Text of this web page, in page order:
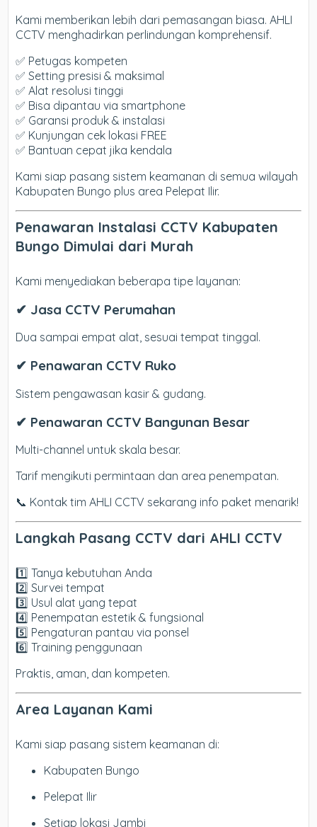
Kami memberikan lebih dari pemasangan biasa. AHLI
CCTV menghadirkan perlindungan komprehensif.
✅ Petugas kompeten
✅ Setting presisi & maksimal
✅ Alat resolusi tinggi
✅ Bisa dipantau via smartphone
✅ Garansi produk & instalasi
✅ Kunjungan cek lokasi FREE
✅ Bantuan cepat jika kendala
Kami siap pasang sistem keamanan di semua wilayah
Kabupaten Bungo plus area Pelepat Ilir.
Penawaran Instalasi CCTV Kabupaten
Bungo Dimulai dari Murah
Kami menyediakan beberapa tipe layanan:
✔ Jasa CCTV Perumahan
Dua sampai empat alat, sesuai tempat tinggal.
✔ Penawaran CCTV Ruko
Sistem pengawasan kasir & gudang.
✔ Penawaran CCTV Bangunan Besar
Multi-channel untuk skala besar.
Tarif mengikuti permintaan dan area penempatan.
📞 Kontak tim AHLI CCTV sekarang info paket menarik!
Langkah Pasang CCTV dari AHLI CCTV
1️⃣ Tanya kebutuhan Anda
2️⃣ Survei tempat
3️⃣ Usul alat yang tepat
4️⃣ Penempatan estetik & fungsional
5️⃣ Pengaturan pantau via ponsel
6️⃣ Training penggunaan
Praktis, aman, dan kompeten.
Area Layanan Kami
Kami siap pasang sistem keamanan di:
Kabupaten Bungo
Pelepat Ilir
Setiap lokasi Jambi